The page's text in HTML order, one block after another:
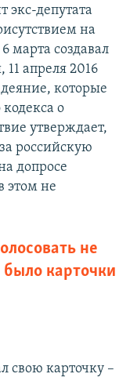
депутата
на
марта создавал
апреля 2016
которые
о
утверждает,
российскую
допросе
этом не
не
карточки
свою карточку –